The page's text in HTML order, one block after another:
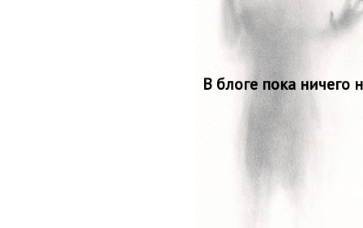
В блоге пока ничего